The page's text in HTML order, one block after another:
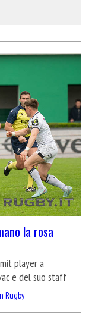
la rosa
player a
e del suo staff
Rugby